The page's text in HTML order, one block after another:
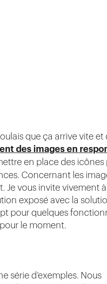
que ça arrive vite et
des images en
en place des
Concernant les
Je vous invite vivement à
exposé avec la
pour quelques
le moment.
série d’exemples. Nous